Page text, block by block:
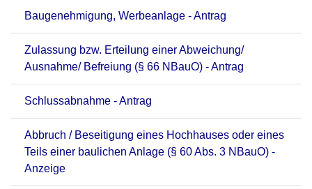
Baugenehmigung, Werbeanlage - Antrag
Zulassung bzw. Erteilung einer Abweichung/
Ausnahme/ Befreiung (§ 66 NBauO) - Antrag
Schlussabnahme - Antrag
Abbruch / Beseitigung eines Hochhauses oder eines
Teils einer baulichen Anlage (§ 60 Abs. 3 NBauO) -
Anzeige